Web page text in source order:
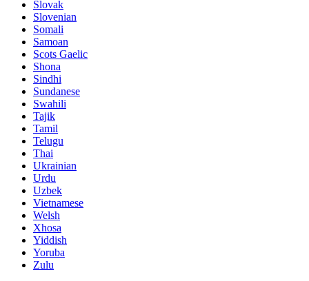
Slovak
Slovenian
Somali
Samoan
Scots Gaelic
Shona
Sindhi
Sundanese
Swahili
Tajik
Tamil
Telugu
Thai
Ukrainian
Urdu
Uzbek
Vietnamese
Welsh
Xhosa
Yiddish
Yoruba
Zulu